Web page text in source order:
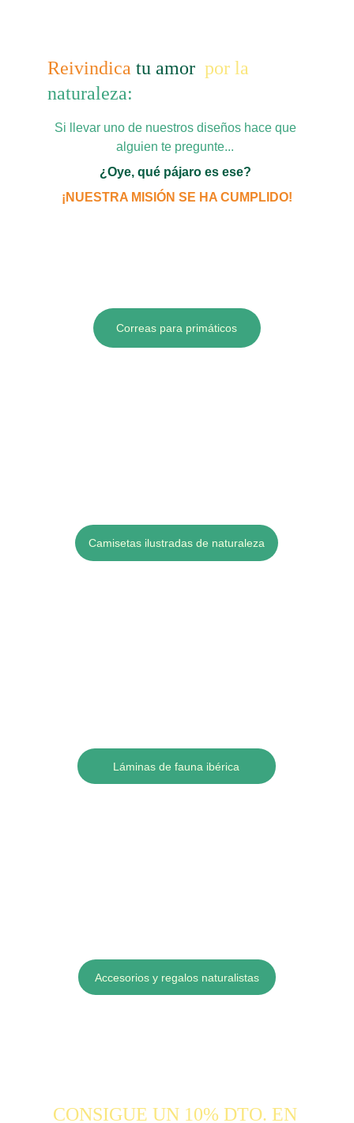
Reivindica tu amor por la
naturaleza:
Si llevar uno de nuestros diseños hace que
alguien te pregunte...
¿Oye, qué pájaro es ese?
¡NUESTRA MISIÓN SE HA CUMPLIDO!
Correas para primáticos
Camisetas ilustradas de naturaleza
Láminas de fauna ibérica
Accesorios y regalos naturalistas
CONSIGUE UN 10% DTO. EN